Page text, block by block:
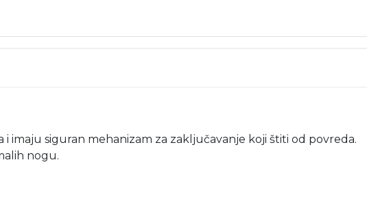
imaju siguran mehanizam za zaključavanje koji štiti od povreda.
nogu.